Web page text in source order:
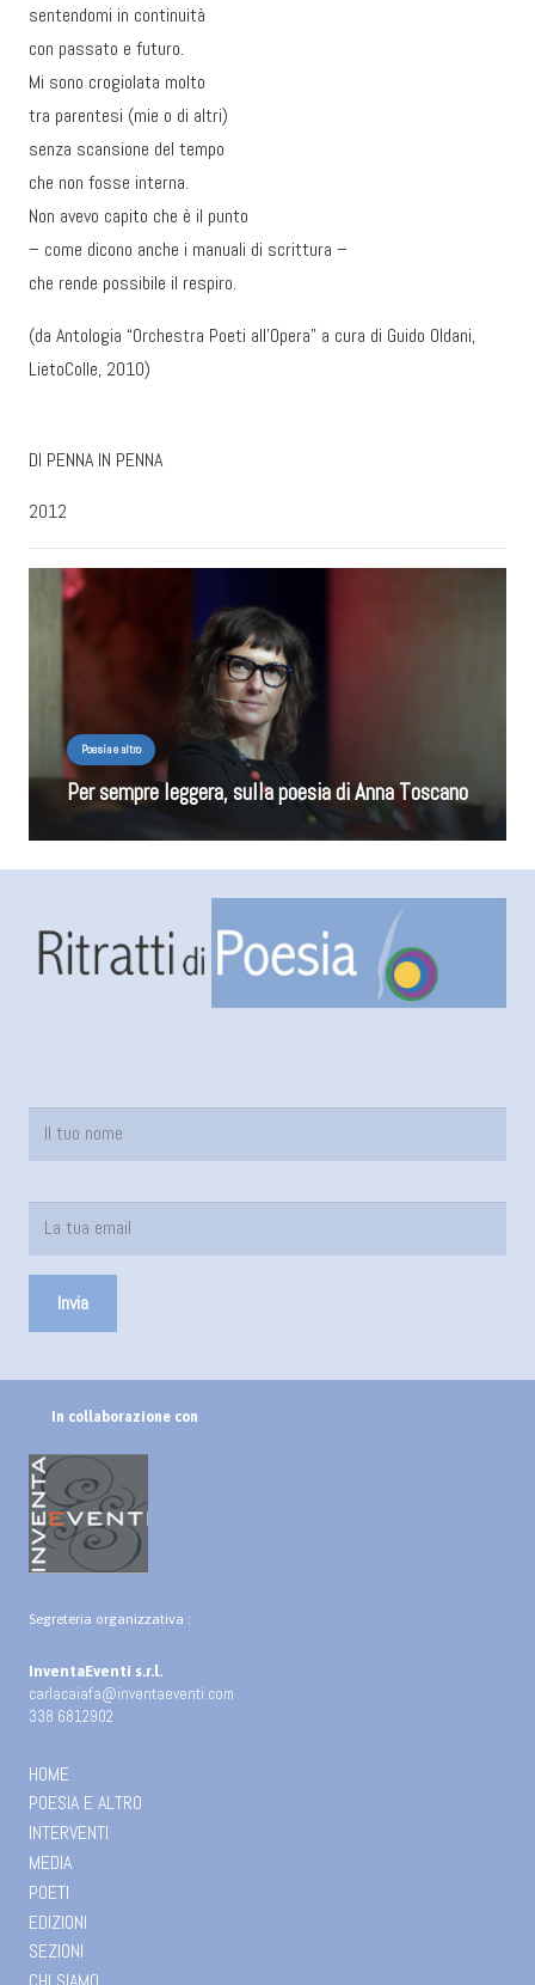
sentendomi in continuità
con passato e futuro.
Mi sono crogiolata molto
tra parentesi (mie o di altri)
senza scansione del tempo
che non fosse interna.
Non avevo capito che è il punto
– come dicono anche i manuali di scrittura –
che rende possibile il respiro.
(da Antologia “Orchestra Poeti all’Opera” a cura di Guido Oldani,
LietoColle, 2010)
DI PENNA IN PENNA
2012
Poesia e altro
Per sempre leggera, sulla poesia di Anna Toscano
In collaborazione con
Segreteria organizzativa :
InventaEventi s.r.l.
carlacaiafa@inventaeventi.com
338 6812902
HOME
POESIA E ALTRO
INTERVENTI
MEDIA
POETI
EDIZIONI
SEZIONI